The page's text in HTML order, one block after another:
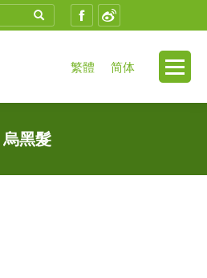
Facebook
繁體 简体
烏黑髮